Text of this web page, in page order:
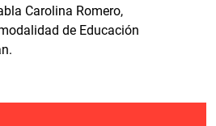
Carolina Romero,
de Educación